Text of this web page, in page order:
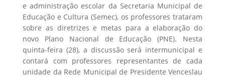
e administração escolar da Secretaria Municipal de
Educação e Cultura (Semec), os professores trataram
sobre as diretrizes e metas para a elaboração do
novo Plano Nacional de Educação (PNE). Nesta
quinta-feira (28), a discussão será intermunicipal e
contará com professores representantes de cada
unidade da Rede Municipal de Presidente Venceslau